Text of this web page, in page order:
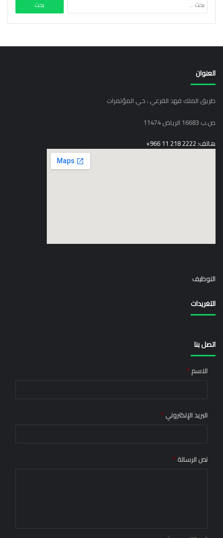
عن:
العنوان
طريق الملك فهد الفرعي ، حي المؤتمرات
ص.ب 16683 الرياض 11474
هاتف: 2222 218 11 966+
التوظيف
التغريدات
اتصل بنا
الاسم *
البريد الإلكتروني *
نص الرسالة *